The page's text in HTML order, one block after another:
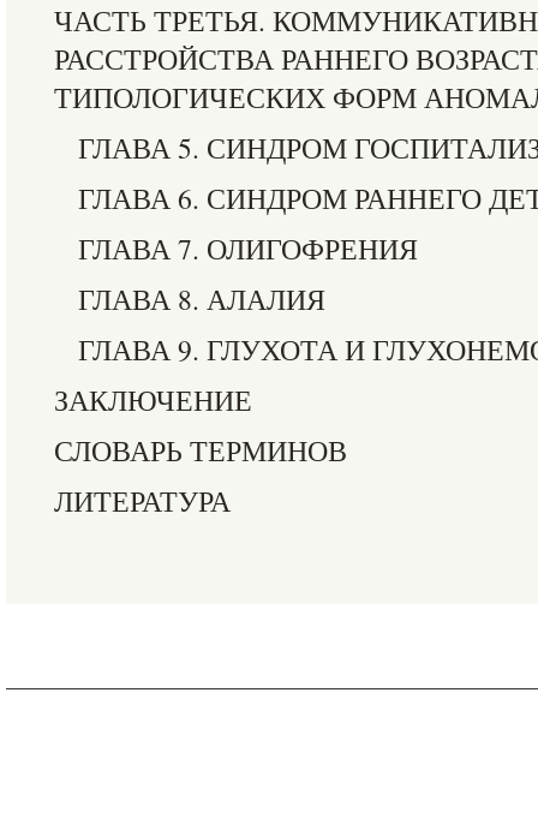
ЧАСТЬ ТРЕТЬЯ.
РАССТРОЙСТВА РАННЕГО
ТИПОЛОГИЧЕСКИХ ФОРМ
ГЛАВА 5. СИНДРОМ
ГЛАВА 6. СИНДРОМ РАННЕГО
ГЛАВА 7. ОЛИГОФРЕНИЯ
ГЛАВА 8. АЛАЛИЯ
ГЛАВА 9. ГЛУХОТА И
ЗАКЛЮЧЕНИЕ
СЛОВАРЬ ТЕРМИНОВ
ЛИТЕРАТУРА